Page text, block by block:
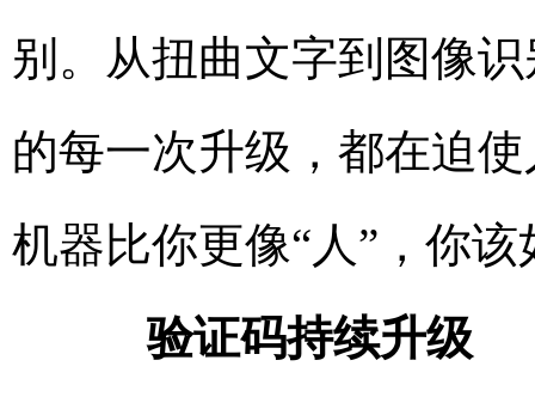
别。从扭曲文字到图像
的每一次升级，都在迫
机器比你更像“人”，你
验证码持续升级